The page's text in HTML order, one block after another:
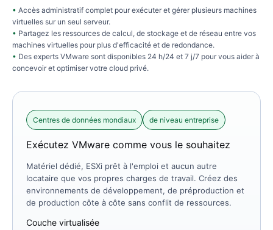
Accès administratif complet pour exécuter et gérer plusieurs machines
virtuelles sur un seul serveur.
Partagez les ressources de calcul, de stockage et de réseau entre vos
machines virtuelles pour plus d'efficacité et de redondance.
Des experts VMware sont disponibles 24 h/24 et 7 j/7 pour vous aider à
concevoir et optimiser votre cloud privé.
Centres de données mondiaux de niveau entreprise
Exécutez VMware comme vous le souhaitez
Matériel dédié, ESXi prêt à l'emploi et aucun autre
locataire que vos propres charges de travail. Créez des
environnements de développement, de préproduction et
de production côte à côte sans conflit de ressources.
Couche virtualisée